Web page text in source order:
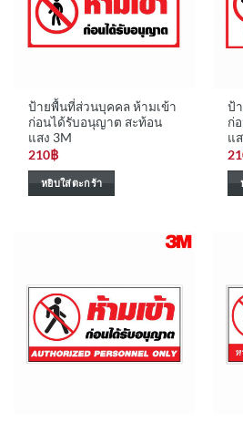
ป้ายพื้นที่ส่วนบุคคล ห้ามเข้า
ก่อนได้รับอนุญาต สะท้อน
แสง 3M
210฿
หยิบใส่ตะกร้า
ป้
ก่
แ